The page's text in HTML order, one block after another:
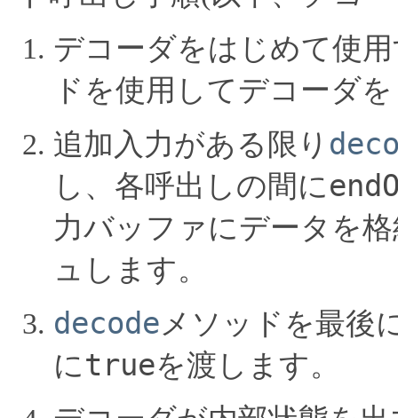
デコーダをはじめて使
ドを使用してデコーダ
追加入力がある限り
し、各呼出しの間に
力バッファにデータを
ュします。
decodeメソッドを最後
にtrueを渡します。